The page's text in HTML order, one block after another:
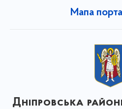
Мапа
Дніпровська